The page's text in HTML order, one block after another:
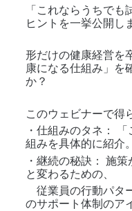
「これならうちで
ヒントを一挙公開し
形だけの健康経営を
康になる仕組み」を
か？
このウェビナーで得
・仕組みのタネ：
組みを具体的に紹介。
・継続の秘訣： 施
と変わるための、
従業員の行動パタ
のサポート体制のア